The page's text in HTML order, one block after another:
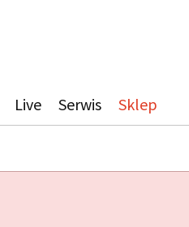
Live Serwis Sklep